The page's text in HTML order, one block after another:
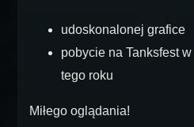
udoskonalonej grafice
pobycie na Tanksfest
tego roku
Miłego oglądania!